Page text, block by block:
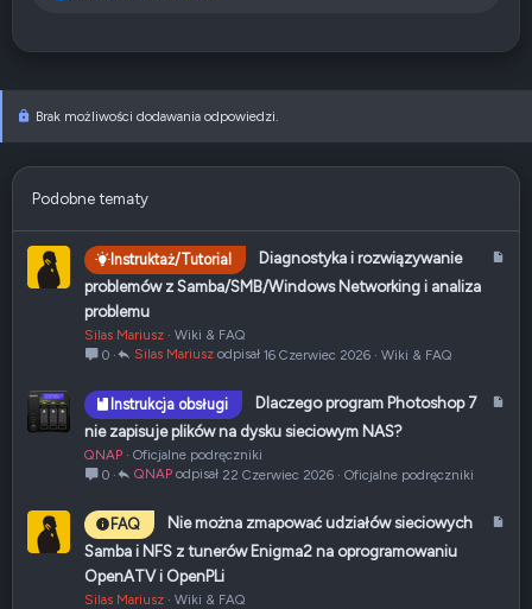
k
e
Brak możliwości dodawania odpowiedzi.
Podobne tematy
Instruktaż/Tutorial
Diagnostyka i rozwiązywanie
problemów z Samba/SMB/Windows Networking i analiza
problemu
Silas Mariusz
Wiki & FAQ
0
Wiki & FAQ
16 Czerwiec 2026
Silas Mariusz
Instrukcja obsługi
Dlaczego program Photoshop 7
nie zapisuje plików na dysku sieciowym NAS?
QNAP
Oficjalne podręczniki
0
Oficjalne podręczniki
22 Czerwiec 2026
QNAP
FAQ
Nie można zmapować udziałów sieciowych
Samba i NFS z tunerów Enigma2 na oprogramowaniu
OpenATV i OpenPLi
Silas Mariusz
Wiki & FAQ